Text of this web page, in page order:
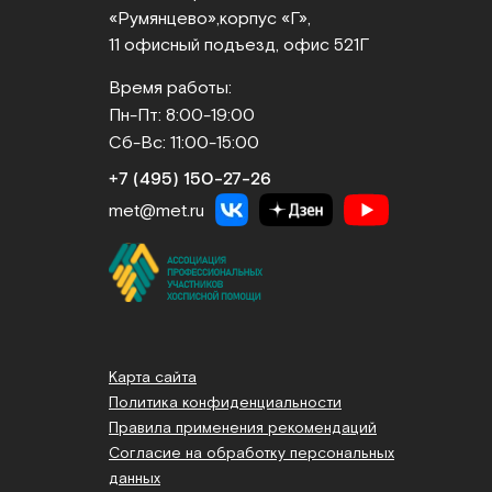
«Румянцево», корпус «Г»,
11 офисный подъезд, офис 521Г
Время работы:
Пн-Пт: 8:00-19:00
Сб-Вс: 11:00-15:00
+7 (495) 150‑27‑26
met@met.ru
Карта сайта
Политика конфиденциальности
Правила применения рекомендаций
Согласие на обработку персональных
данных